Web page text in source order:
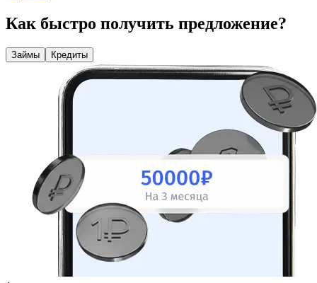
Как быстро получить предложение?
Займы Кредиты